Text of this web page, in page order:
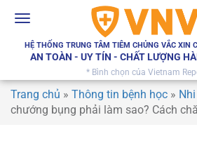
Toggle
HỆ THỐNG TRUNG TÂM TIÊM CHỦNG VẮC XIN
AN TOÀN - UY TÍN - CHẤT LƯỢNG
* Bình chọn của Vietnam
Trang chủ » Thông tin bệnh học » Nhi
chướng bụng phải làm sao? Cách